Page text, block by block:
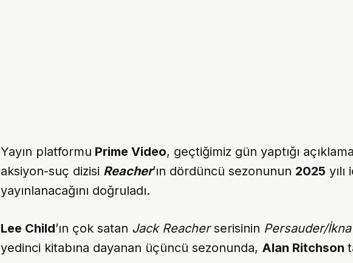
Yayın platformu Prime Video, geçtiğimiz gün yaptığı
aksiyon-suç dizisi Reacher’ın dördüncü sezonunun 2025
yayınlanacağını doğruladı.
Lee Child’ın çok satan Jack Reacherserisinin Persauder/
yedinci kitabına dayanan üçüncü sezonunda, Alan Ritchson